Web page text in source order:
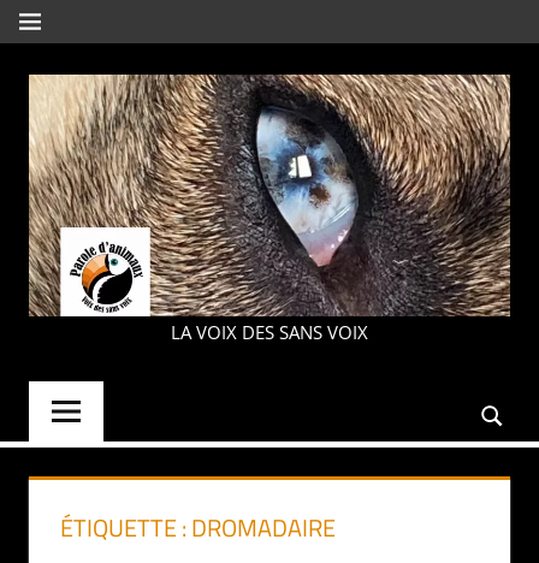
Aller
au
contenu
MENU
PAROLE
LA VOIX DES SANS VOIX
ÉTIQUETTE :DROMADAIRE